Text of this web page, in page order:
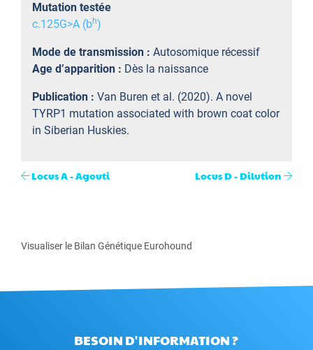
Mutation testée
c.125G>A (bh)
Mode de transmission : Autosomique récessif
Age d’apparition : Dès la naissance
Publication : Van Buren et al. (2020). A novel
TYRP1 mutation associated with brown coat color
in Siberian Huskies.
Locus A - Agouti Locus D - Dilution
Visualiser le Bilan Génétique Eurohound
BESOIN D'INFORMATION ?